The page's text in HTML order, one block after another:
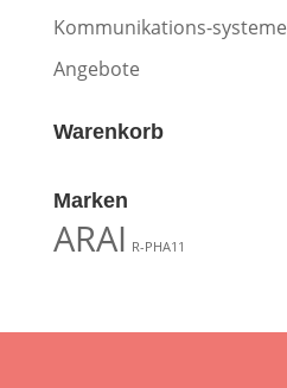
Kommunikations-systeme
Angebote
Warenkorb
Marken
ARAI R-PHA11